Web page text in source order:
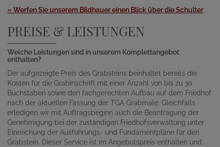
» Werfen Sie unserem Bildhauer einen Blick über die Schulter
PREISE & LEISTUNGEN
Welche Leistungen sind in unserem Komplettangebot
enthalten?
Der aufgezeigte Preis des Grabsteins beinhaltet bereits die
Kosten für die Grabinschrift mit einer Anzahl von bis zu 30
Buchstaben sowie den fachgerechten Aufbau auf dem Friedhof
nach der aktuellen Fassung der TGA Grabmale. Gleichfalls
erledigen wir mit Auftragsbeginn auch die Beantragung der
Genehmigung bei der zuständigen Friedhofsverwaltung unter
Einreichung der Ausführungs- und Fundamentpläne für den
Grabstein. Dieser Service ist im Angebotspreis enthalten und